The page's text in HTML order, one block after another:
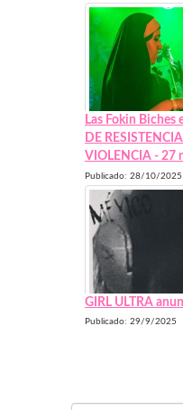
Las Fokin Biches
DE
VIOLENCIA - 27
Publicado: 28/10/2025
GIRL ULTRA
Publicado: 29/9/2025